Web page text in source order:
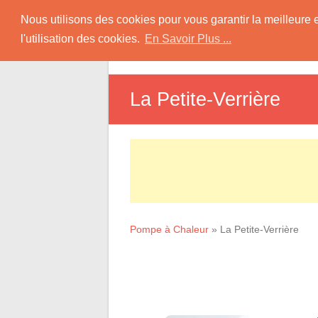
Nous utilisons des cookies pour vous garantir la
l'utilisation des cookies. En Savoir Plus ...
content
Pompe à Chaleur
Informations sur les Pompes à Chaleur
La Petite-Verrière
Pompe à Chaleur » La Petite-Verrière